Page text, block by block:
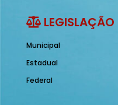
LEGISLAÇÃO
Municipal
Estadual
Federal